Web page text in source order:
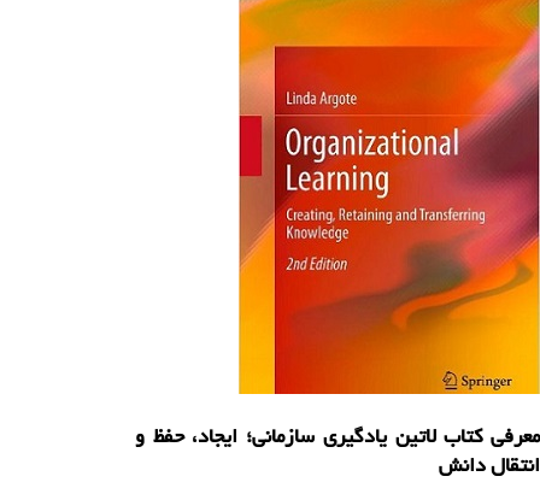
معرفی کتاب لاتین یادگیری سازمانی؛ ایجاد، حفظ و
انتقال دانش